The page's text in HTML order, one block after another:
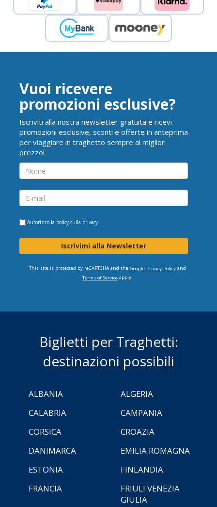
Vuoi ricevere
promozioni esclusive?
Iscriviti alla nostra newsletter gratuita e ricevi
promozioni esclusive, sconti e offerte in anteprima
per viaggiare in traghetto sempre al miglior
prezzo!
Autorizzo la policy sulla privacy
Iscrivimi alla Newsletter
This site is protected by reCAPTCHA and the Google Privacy Policyand
Terms of Serviceapply.
Biglietti per Traghetti:
destinazioni possibili
ALBANIA
ALGERIA
CALABRIA
CAMPANIA
CORSICA
CROAZIA
DANIMARCA
EMILIA ROMAGNA
ESTONIA
FINLANDIA
FRANCIA
FRIULI VENEZIA
GIULIA